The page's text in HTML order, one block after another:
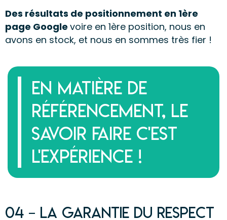
Des résultats de positionnement en 1ère
page Google voire en 1ère position, nous en
avons en stock, et nous en sommes très fier !
En matière de
référencement, le
savoir faire c'est
l'expérience !
04 – La garantie du respect